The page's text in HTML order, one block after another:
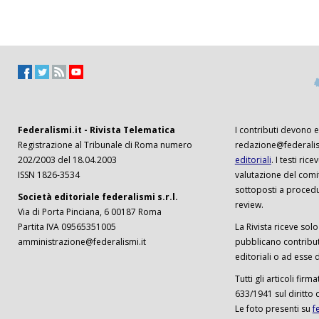
Federalismi.it - Rivista Telematica
Registrazione al Tribunale di Roma numero
202/2003 del 18.04.2003
ISSN 1826-3534
Società editoriale federalismi s.r.l.
Via di Porta Pinciana, 6 00187 Roma
Partita IVA 09565351005
amministrazione@federalismi.it
I contributi devono
editoriali. I testi
valutazione del
sottoposti a
review.
La Rivista riceve
pubblicano
editoriali o ad esse
Tutti gli articoli
633/1941 sul diritto
Le foto presenti su